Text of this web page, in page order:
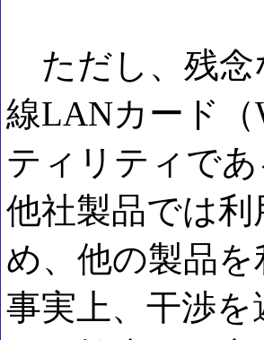
ただし、残念
線LANカード
ティリティで
他社製品では
め、他の製品
事実上、干渉